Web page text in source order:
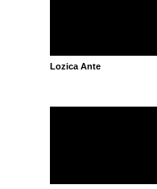
Lozica Ante